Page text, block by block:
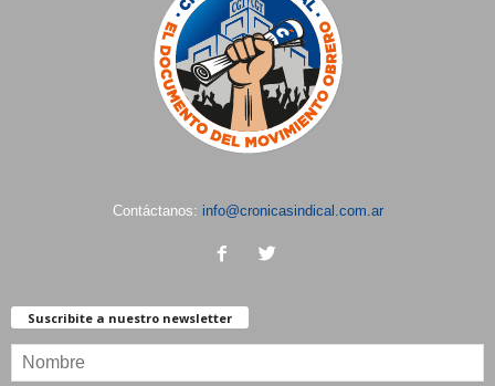
Contáctanos: info@cronicasindical.com.ar
Suscribite a nuestro newsletter